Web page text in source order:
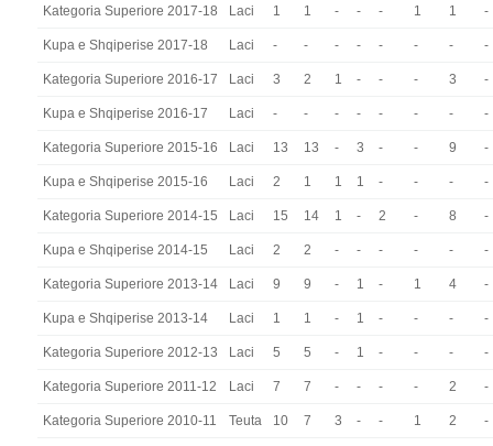
Kategoria Superiore 2017-18 Laci 1 1 - - - 1 1 -
Kupa e Shqiperise 2017-18 Laci - - - - - - - -
Kategoria Superiore 2016-17 Laci 3 2 1 - - - 3 -
Kupa e Shqiperise 2016-17 Laci - - - - - - - -
Kategoria Superiore 2015-16 Laci 13 13 - 3 - - 9 -
Kupa e Shqiperise 2015-16 Laci 2 1 1 1 - - - -
Kategoria Superiore 2014-15 Laci 15 14 1 - 2 - 8 -
Kupa e Shqiperise 2014-15 Laci 2 2 - - - - - -
Kategoria Superiore 2013-14 Laci 9 9 - 1 - 1 4 -
Kupa e Shqiperise 2013-14 Laci 1 1 - 1 - - - -
Kategoria Superiore 2012-13 Laci 5 5 - 1 - - - -
Kategoria Superiore 2011-12 Laci 7 7 - - - - 2 -
Kategoria Superiore 2010-11 Teuta 10 7 3 - - 1 2 -